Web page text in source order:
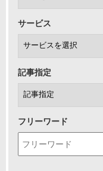
サービス
記事指定
フリーワード